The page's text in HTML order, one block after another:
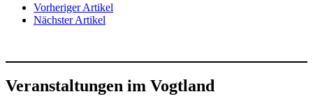
Vorheriger Artikel
Nächster Artikel
Veranstaltungen im Vogtland